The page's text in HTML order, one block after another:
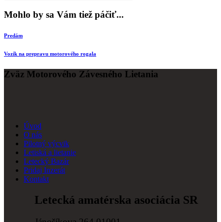
Mohlo by sa Vám tiež páčiť...
Predám
Vozík na prepravu motorového rogala
Zväz Motorového Závesného Lietania
Úvod
O nás
Pilotný výcvik
Letiská a lietanie
Letecký Bazár
Pridaj Inzerát
Kontakt
Letecká amatérska asociácia SR